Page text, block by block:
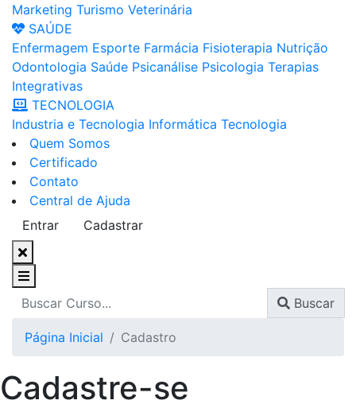
Marketing Turismo Veterinária
SAÚDE
Enfermagem Esporte Farmácia Fisioterapia Nutrição
Odontologia Saúde Psicanálise Psicologia Terapias
Integrativas
TECNOLOGIA
Industria e Tecnologia Informática Tecnologia
Quem Somos
Certificado
Contato
Central de Ajuda
Entrar
Cadastrar
Buscar
Página Inicial Cadastro
Cadastre-se